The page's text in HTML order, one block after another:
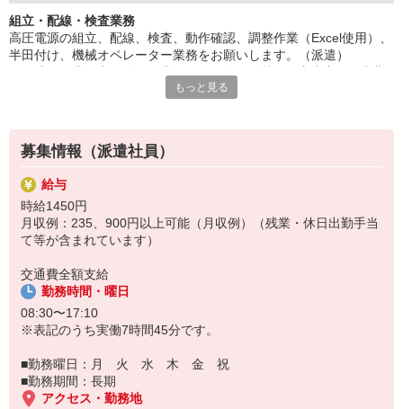
『テクノ・サービス』は、派遣業界大手スタッフサービスグルー
プです。
全国にあるお仕事の中から、一人ひとりのスキルや希望条件に応
じたお仕事をご案内します。
登録方法は、【オンライン】【電話】【登録会来場】の3つから
選べます♪
★★履歴書・証明写真は不要！★★
また、ご登録済の方はお仕事の紹介がスムーズです。
ご応募お待ちしています。
組立・配線・検査業務
高圧電源の組立、配線、検査、動作確認、調整作業（Excel使用）、
半田付け、機械オペレーター業務をお願いします。（派遣）
務可能。土日休み。日勤。残業は時期によって変動あり。
もっと見る
募集情報（派遣社員）
給与
時給1450円
月収例：235、900円以上可能（月収例）（残業・休日出勤手当
て等が含まれています）
交通費全額支給
勤務時間・曜日
08:30〜17:10
※表記のうち実働7時間45分です。
■勤務曜日：月 火 水 木 金 祝
■勤務期間：長期
アクセス・勤務地